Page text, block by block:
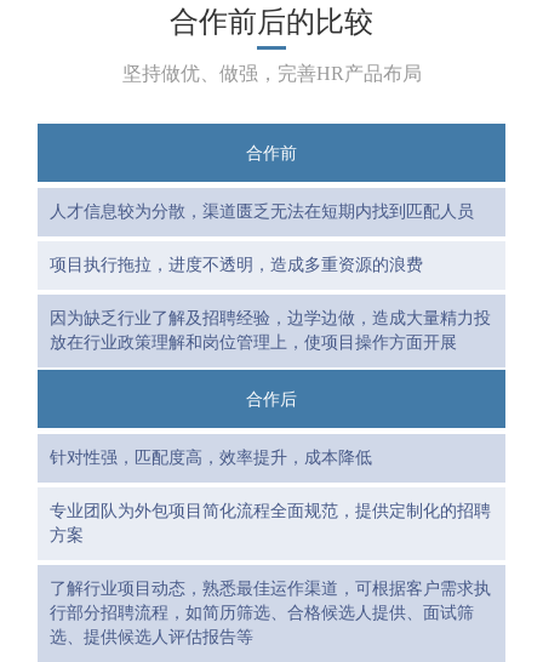
合作前后的比较
坚持做优、做强，完善HR产品布局
合作前
人才信息较为分散，渠道匮乏无法在短期内找到匹配人员
项目执行拖拉，进度不透明，造成多重资源的浪费
因为缺乏行业了解及招聘经验，边学边做，造成大量精力投
放在行业政策理解和岗位管理上，使项目操作方面开展
合作后
针对性强，匹配度高，效率提升，成本降低
专业团队为外包项目简化流程全面规范，提供定制化的招聘
方案
了解行业项目动态，熟悉最佳运作渠道，可根据客户需求执
行部分招聘流程，如简历筛选、合格候选人提供、面试筛
选、提供候选人评估报告等